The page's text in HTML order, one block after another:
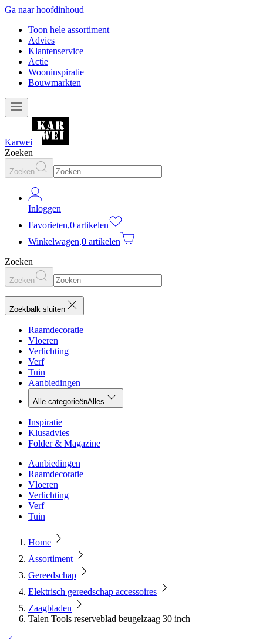
Ga naar hoofdinhoud
Toon hele assortiment
Advies
Klantenservice
Actie
Wooninspiratie
Bouwmarkten
Karwei
Zoeken
Zoeken
Inloggen
Favorieten,0 artikelen
Winkelwagen,0 artikelen
Zoeken
Zoeken
Zoekbalk sluiten
Raamdecoratie
Vloeren
Verlichting
Verf
Tuin
Aanbiedingen
Alle categorieënAlles
Inspiratie
Klusadvies
Folder & Magazine
Aanbiedingen
Raamdecoratie
Vloeren
Verlichting
Verf
Tuin
Home
Assortiment
Gereedschap
Elektrisch gereedschap accessoires
Zaagbladen
Talen Tools reserveblad beugelzaag 30 inch